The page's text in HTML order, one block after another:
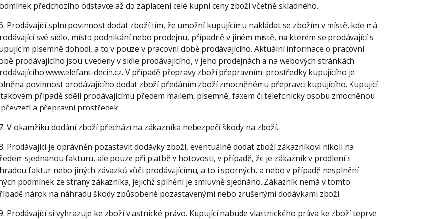
předchozího odstavce až do zaplacení celé kupní ceny zboží včetně skladného.
Prodávající splní povinnost dodat zboží tím, že umožní kupujícímu nakládat se zbožím v místě, kde má
své sídlo, místo podnikání nebo prodejnu, případně v jiném místě, na kterém se prodávající s
písemně dohodl, a to v pouze v pracovní době prodávajícího. Aktuální informace o pracovní
prodávajícího jsou uvedeny v sídle prodávajícího, v jeho prodejnách a na webových stránkách
www.elefant-decin.cz. V případě přepravy zboží přepravními prostředky kupujícího je
povinnost prodávajícího dodat zboží předáním zboží zmocněnému přepravci kupujícího. Kupující
případě sdělí prodávajícímu předem mailem, písemně, faxem či telefonicky osobu zmocněnou
a přepravní prostředek.
V okamžiku dodání zboží přechází na zákazníka nebezpečí škody na zboží.
Prodávající je oprávněn pozastavit dodávky zboží, eventuálně dodat zboží zákazníkovi nikoli na
sjednanou fakturu, ale pouze při platbě v hotovosti, v případě, že je zákazník v prodlení s
faktur nebo jiných závazků vůči prodávajícímu, a to i sporných, a nebo v případě nesplnění
podmínek ze strany zákazníka, jejichž splnění je smluvně sjednáno. Zákazník nemá v tomto
nárok na náhradu škody způsobené pozastavenými nebo zrušenými dodávkami zboží.
Prodávající si vyhrazuje ke zboží vlastnické právo. Kupující nabude vlastnického práva ke zboží teprve